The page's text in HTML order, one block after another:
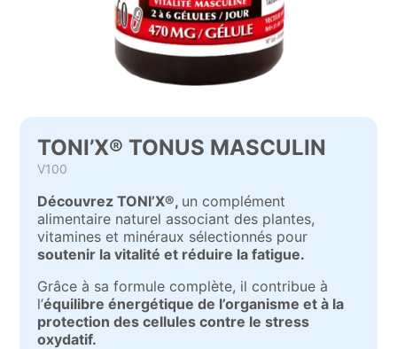
TONI’X® TONUS MASCULIN
V100
Découvrez TONI’X®, un complément
alimentaire naturel associant des plantes,
vitamines et minéraux sélectionnés pour
soutenir la vitalité et réduire la fatigue.
Grâce à sa formule complète, il contribue à
l’équilibre énergétique de l’organisme et à la
protection des cellules contre le stress
oxydatif.